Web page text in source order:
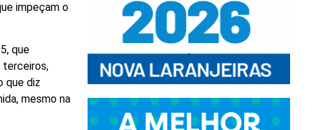
impeçam o
que
terceiros,
que diz
mesmo na